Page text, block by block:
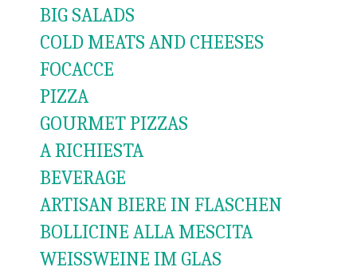
BIG SALADS
COLD MEATS AND CHEESES
FOCACCE
PIZZA
GOURMET PIZZAS
A RICHIESTA
BEVERAGE
ARTISAN BIERE IN FLASCHEN
BOLLICINE ALLA MESCITA
WEISSWEINE IM GLAS